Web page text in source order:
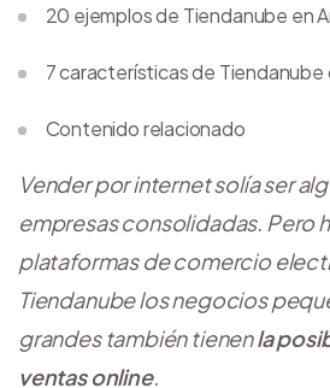
Vender por internet solía ser
empresas consolidadas. Pero
plataformas de comercio
Tiendanubelos negocios
grandes también tienenla
ventas online.
20 ejemplos de Tiendanube en
7 características de Tiendanube
Contenido relacionado